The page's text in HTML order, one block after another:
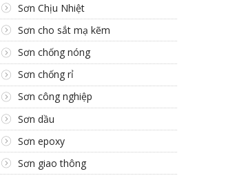
Sơn Chịu Nhiệt
Sơn cho sắt mạ kẽm
Sơn chống nóng
Sơn chống rỉ
Sơn công nghiệp
Sơn dầu
Sơn epoxy
Sơn giao thông